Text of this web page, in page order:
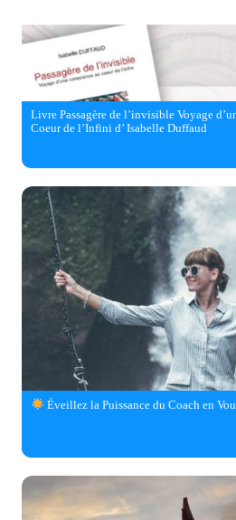
Livre Passagère de l’invisible Voyage
Coeur de l’Infini d’ Isabelle Duffaud
Éveillez la Puissance du Coach en